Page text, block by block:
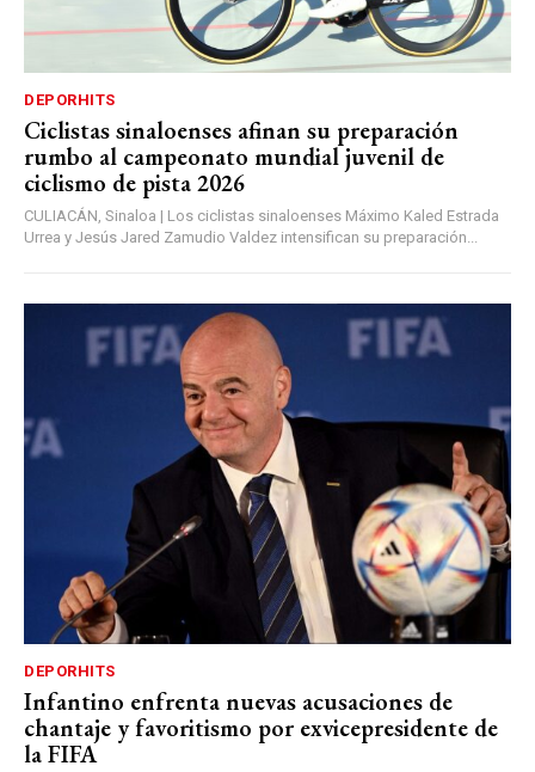
DEPORHITS
Ciclistas sinaloenses afinan su preparación
rumbo al campeonato mundial juvenil de
ciclismo de pista 2026
CULIACÁN, Sinaloa | Los ciclistas sinaloenses Máximo Kaled Estrada
Urrea y Jesús Jared Zamudio Valdez intensifican su preparación...
DEPORHITS
Infantino enfrenta nuevas acusaciones de
chantaje y favoritismo por exvicepresidente de
la FIFA